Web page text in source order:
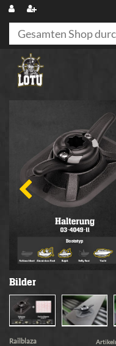
Bilder
Railblaza